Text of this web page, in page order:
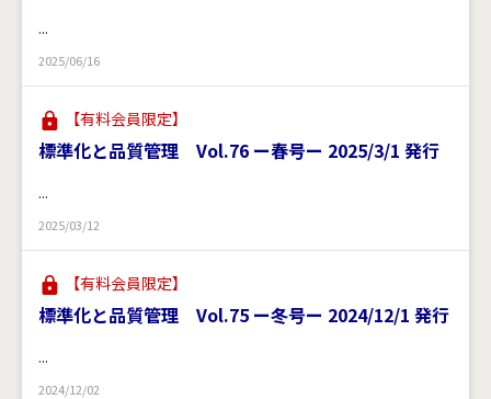
...
2025/06/16
【有料会員限定】
標準化と品質管理 Vol.76 ー春号ー 2025/3/1 発行
...
2025/03/12
【有料会員限定】
標準化と品質管理 Vol.75 ー冬号ー 2024/12/1 発行
...
2024/12/02